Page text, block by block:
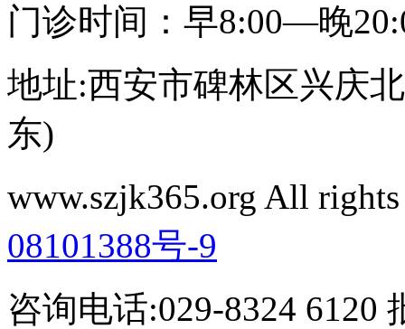
门诊时间：早8:00—晚
地址:西安市碑林区兴庆
东)
www.szjk365.org All
08101388号-9
咨询电话:029-8324 6120